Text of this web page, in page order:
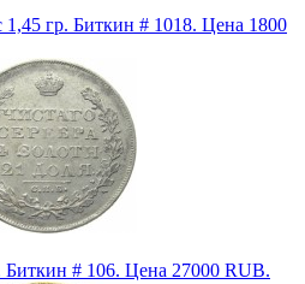
1,45 гр. Биткин # 1018. Цена 1800
Биткин # 106. Цена 27000 RUB.